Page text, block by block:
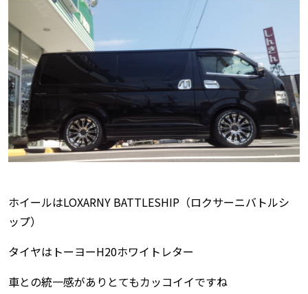
ホイールはLOXARNY BATTLESHIP（ロクサーニバトルシ
ップ）
タイヤはトーヨーH20ホワイトレター
車との統一感がありとてもカッコイイですね